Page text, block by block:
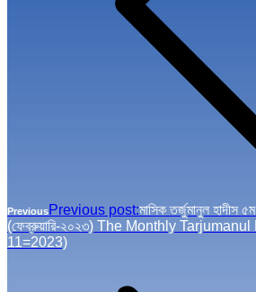
PreviousPrevious post:মাসিক তর্জুমানুল হাদীস
(ফেব্রুয়ারি-২০২৩) The Monthly
11=2023)